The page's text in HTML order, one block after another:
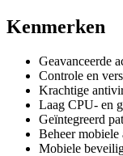
Kenmerken
Geavanceerde
Controle en
Krachtige
Laag CPU- en
Geïntegreerd
Beheer mobiele
Mobiele